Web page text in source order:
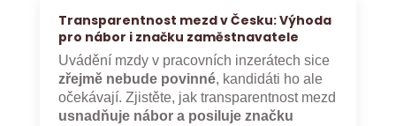
Transparentnost mezd v Česku: Výhoda
pro nábor i značku zaměstnavatele
Uvádění mzdy v pracovních inzerátech sice
zřejmě nebude povinné, kandidáti ho ale
očekávají. Zjistěte, jak transparentnost mezd
usnadňuje nábor a posiluje značku